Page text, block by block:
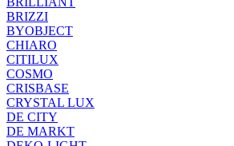
BRIZZI
BYOBJECT
CHIARO
CITILUX
COSMO
CRISBASE
CRYSTAL LUX
DE CITY
DE MARKT